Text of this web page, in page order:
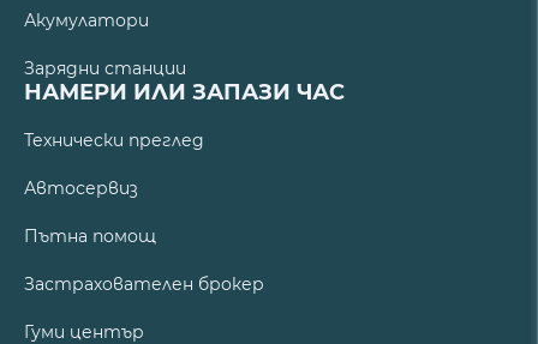
Акумулатори
Зарядни станции
НАМЕРИ ИЛИ ЗАПАЗИ ЧАС
Технически преглед
Автосервиз
Пътна помощ
Застрахователен брокер
Гуми център